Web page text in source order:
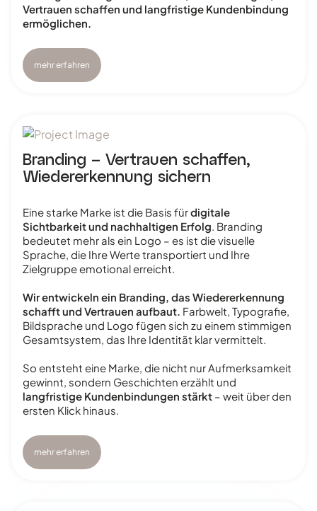
Vertrauen schaffen und langfristige Kundenbindung
ermöglichen.
mehr erfahren
Branding – Vertrauen schaffen,
Wiedererkennung sichern
Eine starke Marke ist die Basis fürdigitale
Sichtbarkeit und nachhaltigen Erfolg. Branding
bedeutet mehr als ein Logo – es ist die visuelle
Sprache, die Ihre Werte transportiert und Ihre
Zielgruppe emotional erreicht.
Wir entwickeln ein Branding, das Wiedererkennung
schafft und Vertrauen aufbaut. Farbwelt, Typografie,
Bildsprache und Logo fügen sich zu einem stimmigen
Gesamtsystem, das Ihre Identität klar vermittelt.
So entsteht eine Marke, die nicht nur Aufmerksamkeit
gewinnt, sondern Geschichten erzählt und
langfristige Kundenbindungen stärkt – weit über den
ersten Klick hinaus.
mehr erfahren